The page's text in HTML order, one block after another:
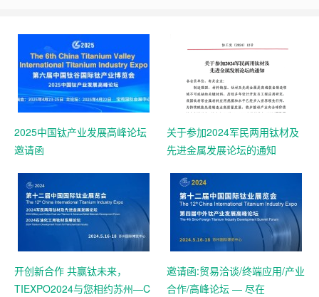
2025中国钛产业发展高峰论坛
邀请函
关于参加2024军民两用钛材及
先进金属发展论坛的通知
开创新合作 共赢钛未来，
TIEXPO2024与您相约苏州—C
邀请函:贸易洽谈/终端应用/产业
合作/高峰论坛 — 尽在